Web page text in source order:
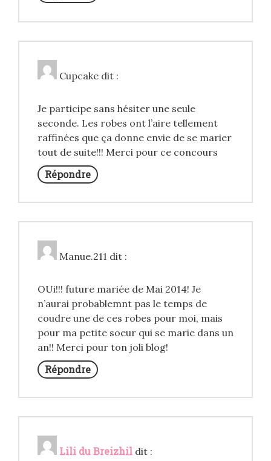
Cupcake dit :
Je participe sans hésiter une seule
seconde. Les robes ont l’aire tellement
raffinées que ça donne envie de se marier
tout de suite!!! Merci pour ce concours
Répondre
Manue.211 dit :
OUi!!! future mariée de Mai 2014! Je
n’aurai probablemnt pas le temps de
coudre une de ces robes pour moi, mais
pour ma petite soeur qui se marie dans un
an!! Merci pour ton joli blog!
Répondre
Lili du Breizhil dit :